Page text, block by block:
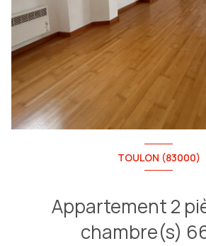
TOULON (83000)
Appartement 2 pièce(s) 1